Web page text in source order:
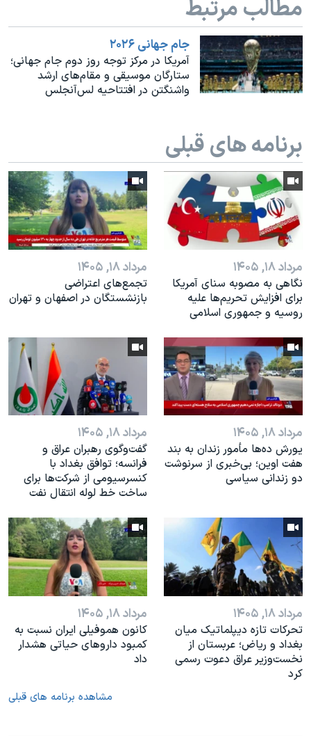
نرگس محمدی برنده جایزه نوبل صلح
همایش محافظه‌کاران آمریکا «سی‌پک»
صفحه‌های ویژه
مطالب مرتبط
جام جهانی ۲۰۲۶
آمریکا در مرکز توجه روز دوم جام جهانی؛
ستارگان موسیقی و مقام‌های ارشد
واشنگتن در افتتاحیه لس‌آنجلس
برنامه های قبلی
مرداد ۱۸, ۱۴۰۵
نگاهی به مصوبه سنای آمریکا
برای افزایش تحریم‌ها علیه
روسیه و جمهوری اسلامی
مرداد ۱۸, ۱۴۰۵
تجمع‌های اعتراضی
بازنشستگان در اصفهان و تهران
مرداد ۱۸, ۱۴۰۵
یورش ده‌ها مأمور زندان به بند
هفت اوین؛ بی‌خبری از سرنوشت
دو زندانی سیاسی
مرداد ۱۸, ۱۴۰۵
گفت‌وگوی رهبران عراق و
فرانسه؛ توافق بغداد با
کنسرسیومی از شرکت‌ها برای
ساخت خط لوله انتقال نفت
مرداد ۱۸, ۱۴۰۵
تحرکات تازه دیپلماتیک میان
بغداد و ریاض؛ عربستان از
نخست‌وزیر عراق دعوت رسمی
کرد
مرداد ۱۸, ۱۴۰۵
کانون هموفیلی ایران نسبت به
کمبود داروهای حیاتی هشدار
داد
مشاهده برنامه های قبلی